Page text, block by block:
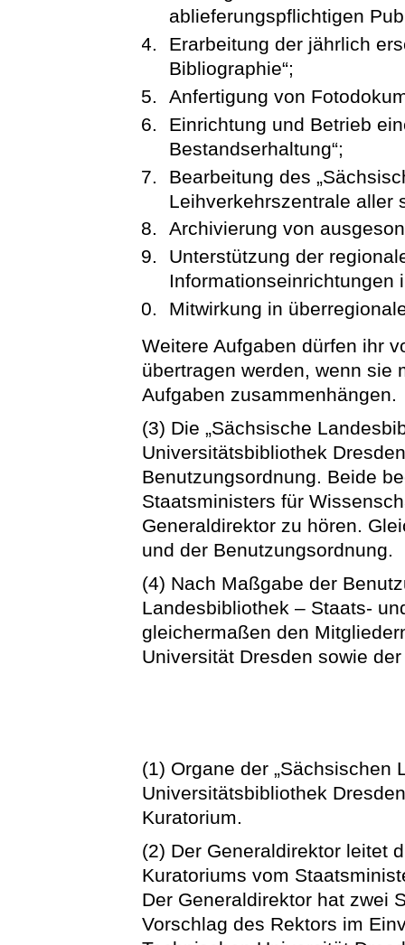
ablieferungspflichtigen
Erarbeitung der jährlich
Bibliographie“;
Anfertigung von
Einrichtung und Betrieb
Bestandserhaltung“;
Bearbeitung des
Leihverkehrszentrale aller
Archivierung von
Unterstützung der
Informationseinrichtungen
Mitwirkung in
Weitere Aufgaben dürfen ihr
übertragen werden, wenn sie
Aufgaben zusammenhängen.
(3) Die „Sächsische
Universitätsbibliothek
Benutzungsordnung. Beide
Staatsministers für
Generaldirektor zu hören.
und der Benutzungsordnung.
(4) Nach Maßgabe der
Landesbibliothek – Staats-
gleichermaßen den
Universität Dresden sowie
(1) Organe der „Sächsischen
Universitätsbibliothek
Kuratorium.
(2) Der Generaldirektor leitet
Kuratoriums vom
Der Generaldirektor hat zwei
Vorschlag des Rektors im